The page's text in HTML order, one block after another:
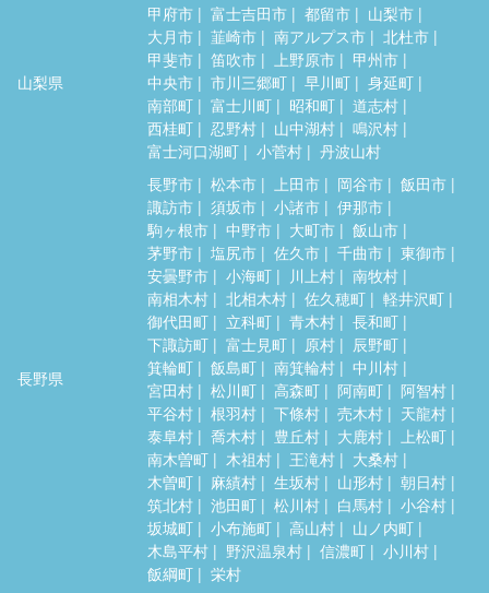
山梨県
甲府市 富士吉田市 都留市
山梨市
大月市
韮崎市 南アルプス市
北杜市
甲斐市
笛吹市 上野原市
甲州市
中央市
市川三郷町 早川町
身延町
南部町
富士川町 昭和町
道志村
西桂町
忍野村 山中湖村
鳴沢村
富士河口湖町
小菅村 丹波山村
長野県
長野市 松本市 上田市 岡谷市
飯田市
諏訪市
須坂市 小諸市
伊那市
駒ヶ根市
中野市 大町市
飯山市
茅野市
塩尻市 佐久市 千曲市
東御市
安曇野市
小海町 川上村
南牧村
南相木村
北相木村 佐久穂町
軽井沢町
御代田町
立科町 青木村
長和町
下諏訪町
富士見町 原村
辰野町
箕輪町
飯島町 南箕輪村
中川村
宮田村
松川町 高森町 阿南町
阿智村
平谷村
根羽村 下條村 売木村
天龍村
泰阜村
喬木村 豊丘村 大鹿村
上松町
南木曽町
木祖村 王滝村
大桑村
木曽町
麻績村 生坂村 山形村
朝日村
筑北村
池田町 松川村 白馬村
小谷村
坂城町
小布施町 高山村
山ノ内町
木島平村
野沢温泉村 信濃町
小川村
飯綱町
栄村